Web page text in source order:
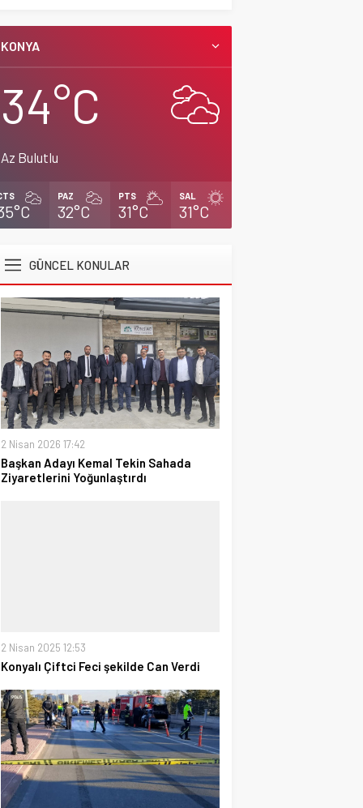
Ziyaretlerini
CİHANBEYLİ Gündem,
Manşet
KONYA
34°C
Az Bulutlu
PAZ
32°C
PTS
31°C
SAL
31°C
GÜNCEL KONULAR
2 Nisan 2026 17:42
Başkan Adayı Kemal Tekin Sahada
Ziyaretlerini Yoğunlaştırdı
2 Nisan 2025 12:53
Konyalı Çiftci Feci şekilde Can Verdi